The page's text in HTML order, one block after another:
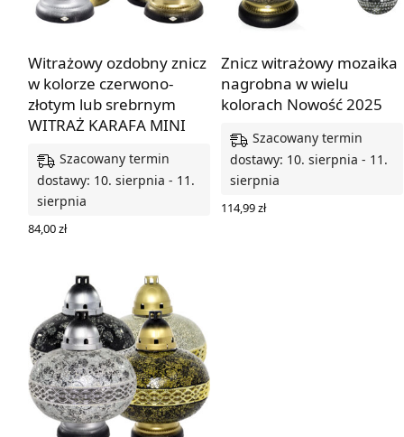
Witrażowy ozdobny znicz
w kolorze czerwono-
złotym lub srebrnym
WITRAŻ KARAFA MINI
Szacowany termin
dostawy: 10. sierpnia - 11.
sierpnia
84,00zł
Znicz witrażowy mozaika
nagrobna w wielu
kolorach Nowość 2025
Szacowany termin
dostawy: 10. sierpnia - 11.
sierpnia
114,99zł